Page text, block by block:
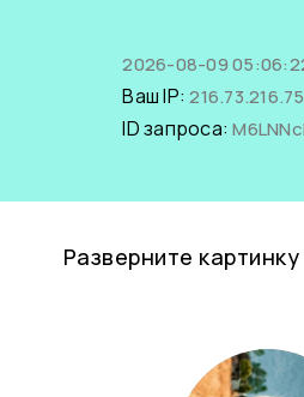
2026-08-09
Ваш IP:216.73.216.75
ID запроса:
Разверните